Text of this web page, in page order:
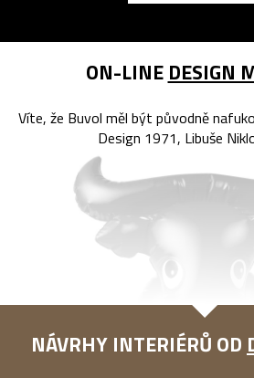
ON-LINE DESIGN
Víte, že Buvol měl být původně
Design 1971, Libuše
NÁVRHY INTERIÉRŮ OD